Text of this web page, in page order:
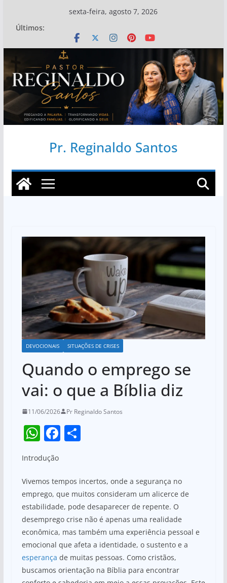
conteúdo
sexta-feira, agosto 7, 2026
Últimos:
Pr. Reginaldo Santos
DEVOCIONAIS SITUAÇÕES DE CRISES
Quando o emprego se
vai: o que a Bíblia diz
11/06/2026 Pr Reginaldo Santos
W
h
at
s
A
p
p
F
e
b
o
o
k
S
e
Introdução
Vivemos tempos incertos, onde a segurança no
emprego, que muitos consideram um alicerce de
estabilidade, pode desaparecer de repente. O
desemprego crise não é apenas uma realidade
econômica, mas também uma experiência pessoal e
emocional que afeta a identidade, o sustento e a
esperança de muitas pessoas. Como cristãos,
buscamos orientação na Bíblia para encontrar